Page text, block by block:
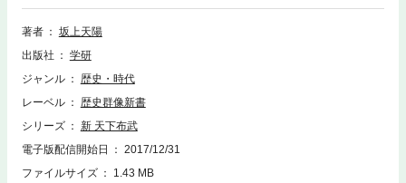
著者
坂上天陽
出版社
学研
ジャンル
歴史・時代
レーベル
歴史群像新書
シリーズ
新 天下布武
電子版配信開始日
2017/12/31
ファイルサイズ
1.43 MB